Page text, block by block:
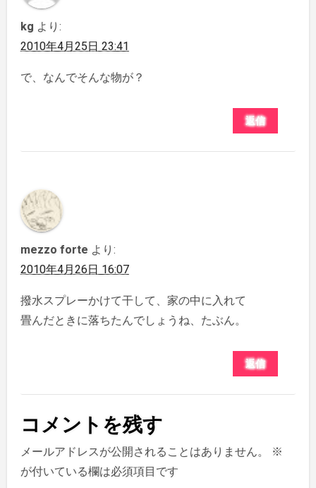
kg より:
2010年4月25日 23:41
で、なんでそんな物が？
返信
mezzo forte より:
2010年4月26日 16:07
撥水スプレーかけて干して、家の中に入れて
畳んだときに落ちたんでしょうね、たぶん。
返信
コメントを残す
メールアドレスが公開されることはありません。
※
が付いている欄は必須項目です